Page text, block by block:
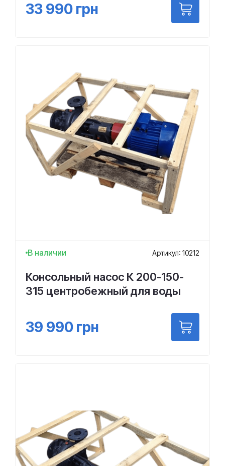
33 990 грн
В наличии Артикул: 10212
Консольный насос К 200-150-
315 центробежный для воды
39 990 грн